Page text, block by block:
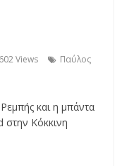
Views
Παύλος
και η μπάντα
Κόκκινη